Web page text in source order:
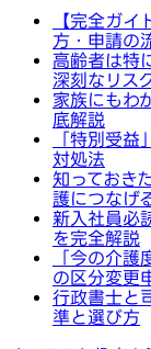
【完全ガ
方・申請の
高齢者は特
深刻なリス
家族にもわ
底解説
「特別受
対処法
知っておき
護につなげ
新入社員必
を完全解説
「今の介
の区分変更
行政書士と
準と選び方